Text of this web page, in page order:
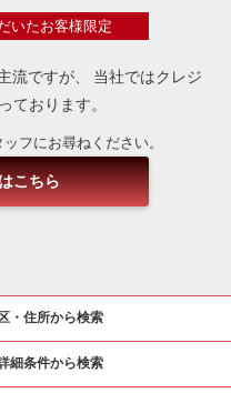
いたお客様限定
流ですが、
当社ではクレジ
ております。
フにお尋ねください。
こちら
区・住所から検索
細条件から検索